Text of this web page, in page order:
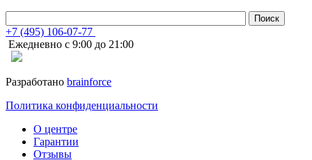
+7 (495) 106-07-77
Ежедневно с 9:00 до 21:00
Разработано brainforce
Политика конфиденциальности
О центре
Гарантии
Отзывы